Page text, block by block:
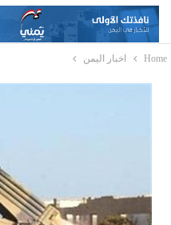
Home اخبار اليمن